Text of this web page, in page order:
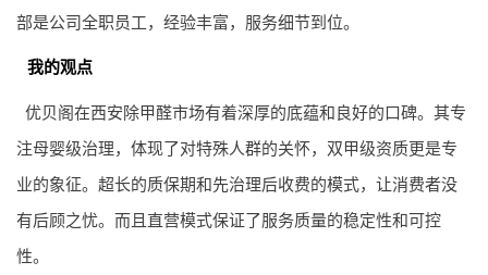
部是公司全职员工，经验丰富，服务细节到位。
我的观点
优贝阁在西安除甲醛市场有着深厚的底蕴和良好的口碑。其专
注母婴级治理，体现了对特殊人群的关怀，双甲级资质更是专
业的象征。超长的质保期和先治理后收费的模式，让消费者没
有后顾之忧。而且直营模式保证了服务质量的稳定性和可控
性。